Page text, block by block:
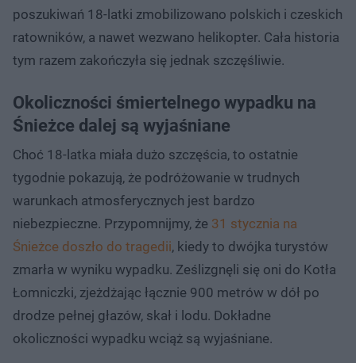
poszukiwań 18-latki zmobilizowano polskich i czeskich
ratowników, a nawet wezwano helikopter. Cała historia
tym razem zakończyła się jednak szczęśliwie.
Okoliczności śmiertelnego wypadku na
Śnieżce dalej są wyjaśniane
Choć 18-latka miała dużo szczęścia, to ostatnie
tygodnie pokazują, że podróżowanie w trudnych
warunkach atmosferycznych jest bardzo
niebezpieczne. Przypomnijmy, że 31 stycznia na
Śnieżce doszło do tragedii, kiedy to dwójka turystów
zmarła w wyniku wypadku. Ześlizgnęli się oni do Kotła
Łomniczki, zjeżdżając łącznie 900 metrów w dół po
drodze pełnej głazów, skał i lodu. Dokładne
okoliczności wypadku wciąż są wyjaśniane.